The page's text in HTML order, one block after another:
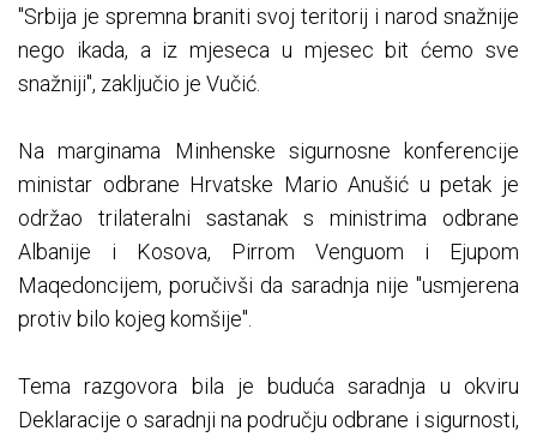
"Srbija je spremna braniti svoj teritorij i narod snažnije
nego ikada, a iz mjeseca u mjesec bit ćemo sve
snažniji", zaključio je Vučić.
Na marginama Minhenske sigurnosne konferencije
ministar odbrane Hrvatske Mario Anušić u petak je
održao trilateralni sastanak s ministrima odbrane
Albanije i Kosova, Pirrom Venguom i Ejupom
Maqedoncijem, poručivši da saradnja nije "usmjerena
protiv bilo kojeg komšije".
Tema razgovora bila je buduća saradnja u okviru
Deklaracije o saradnji na području odbrane i sigurnosti,